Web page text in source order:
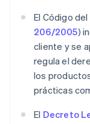
El Código
206/2005)
cliente y se
regula el
los
prácticas
El Decreto